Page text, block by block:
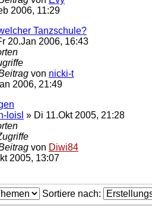
2006, 11:29
Tanzschule?
20.Jan 2006, 16:43
von nicki-t
2006, 21:49
loisl » Di 11.Okt 2005, 21:28
von Diwi84
2005, 13:07
Sortiere nach: